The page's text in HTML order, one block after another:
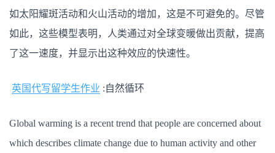
如太阳耀斑活动和火山活动的增加，这是不可避免的。尽管
如此，这些模型表明，人类通过对全球变暖做出贡献，提高
了这一速度，并显示出这种效应的快速性。
英国代写留学生作业 :自然循环
Global warming is a recent trend that people are concerned about
which describes climate change due to human activity and other